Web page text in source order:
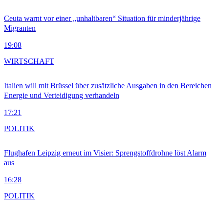
Ceuta warnt vor einer „unhaltbaren“ Situation für minderjährige
Migranten
19:08
Italien will mit Brüssel über zusätzliche Ausgaben in den Bereichen
Energie und Verteidigung verhandeln
17:21
WIRTSCHAFT
Flughafen Leipzig erneut im Visier: Sprengstoffdrohne löst Alarm
aus
16:28
POLITIK
POLITIK